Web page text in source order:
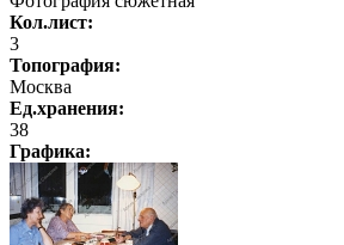
Кол.лист:
3
Топография:
Москва
Ед.хранения:
38
Графика: